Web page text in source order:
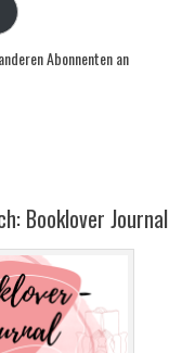
Abonnenten an
Booklover Journal